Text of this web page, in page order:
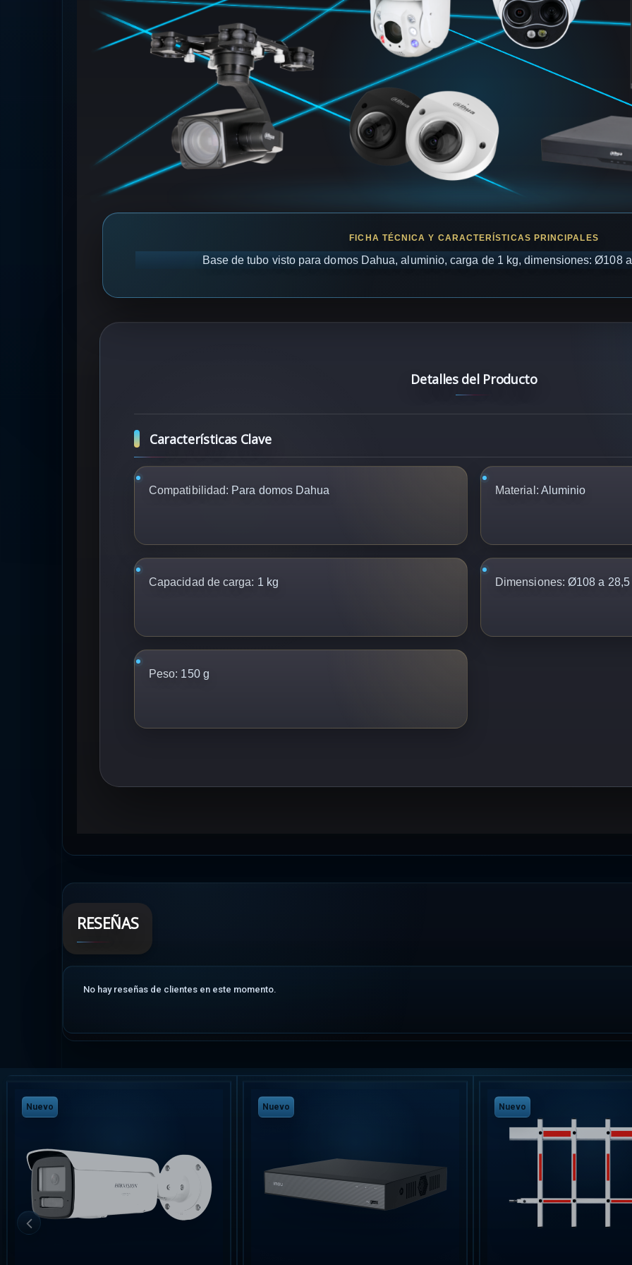
Base de tubo visto para domos Dahua, aluminio, carga de 1 kg, dimensiones: Ø108
Detalles del Producto
Características Clave
Compatibilidad: Para domos Dahua Material: Aluminio
Capacidad de carga: 1 kg Dimensiones: Ø108 a 28,5
Peso: 150 g
RESEÑAS
No hay reseñas de clientes en este momento.
Nuevo
Nuevo
Nuevo